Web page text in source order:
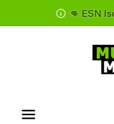
Zum Hauptinhalt👊 ESN